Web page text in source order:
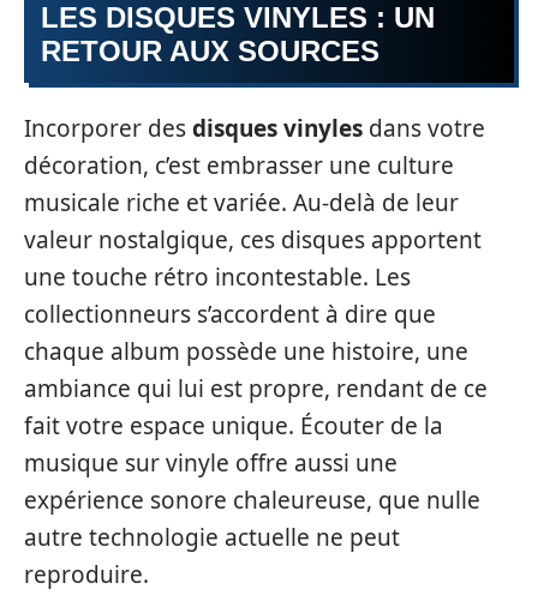
LES DISQUES VINYLES : UN
RETOUR AUX SOURCES
Incorporer desdisques vinyles dans votre
décoration, c’est embrasser une culture
musicale riche et variée. Au-delà de leur
valeur nostalgique, ces disques apportent
une touche rétro incontestable. Les
collectionneurs s’accordent à dire que
chaque album possède une histoire, une
ambiance qui lui est propre, rendant de ce
fait votre espace unique. Écouter de la
musique sur vinyle offre aussi une
expérience sonore chaleureuse, que nulle
autre technologie actuelle ne peut
reproduire.